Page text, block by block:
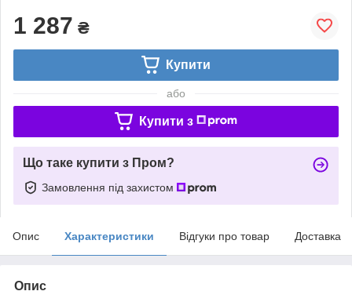
1 287 ₴
Купити
або
Купити з
Що таке купити з Пром?
Замовлення під захистом
Опис Характеристики Відгуки про товар Доставка
Опис